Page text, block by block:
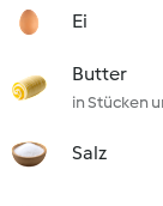
Ei
Butter
in Stücken
Salz